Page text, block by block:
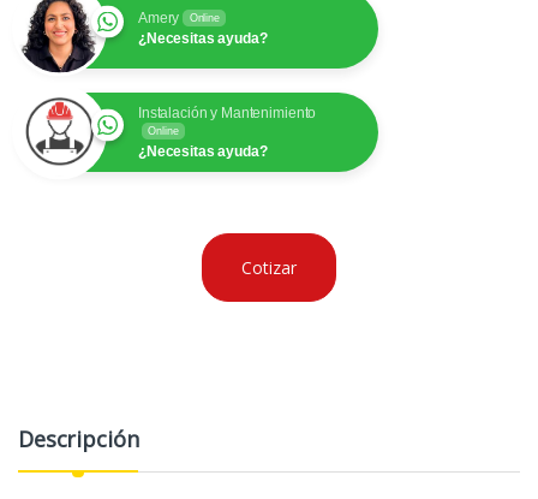
Amery Online
¿Necesitas ayuda?
Instalación y Mantenimiento
Online
¿Necesitas ayuda?
Cotizar
Descripción